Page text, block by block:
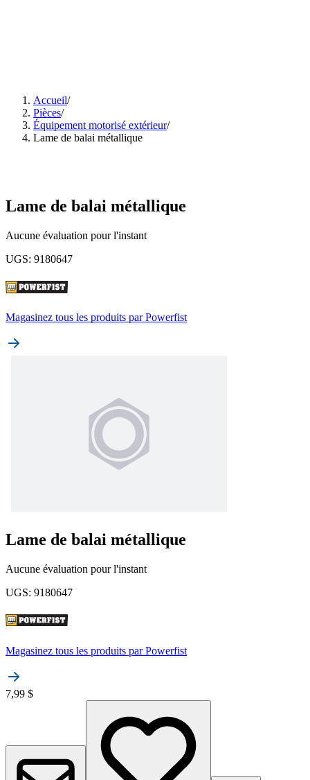
Accueil/
Pièces/
Équipement motorisé extérieur/
Lame de balai métallique
Lame de balai métallique
Aucune évaluation pour l'instant
UGS: 9180647
Magasinez tous les produits par Powerfist
Lame de balai métallique
Aucune évaluation pour l'instant
UGS: 9180647
Magasinez tous les produits par Powerfist
7,99 $